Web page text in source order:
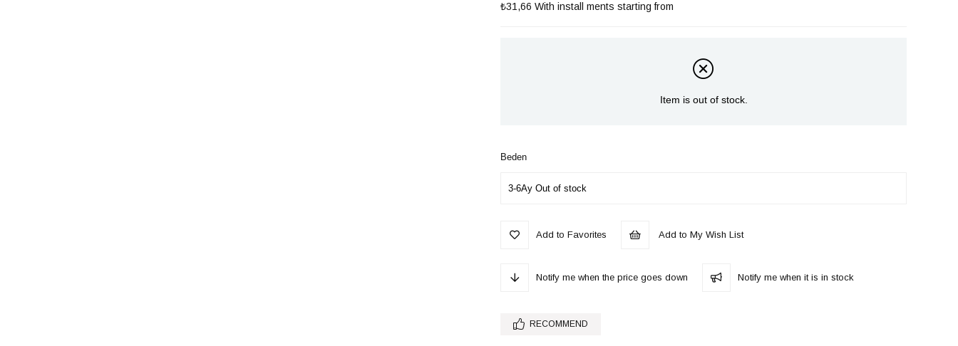
₺31,66 With install ments starting from
Item is out of stock.
Beden
Add to Favorites Add to My Wish List
Notify me when the price goes down Notify me when it is in stock
RECOMMEND